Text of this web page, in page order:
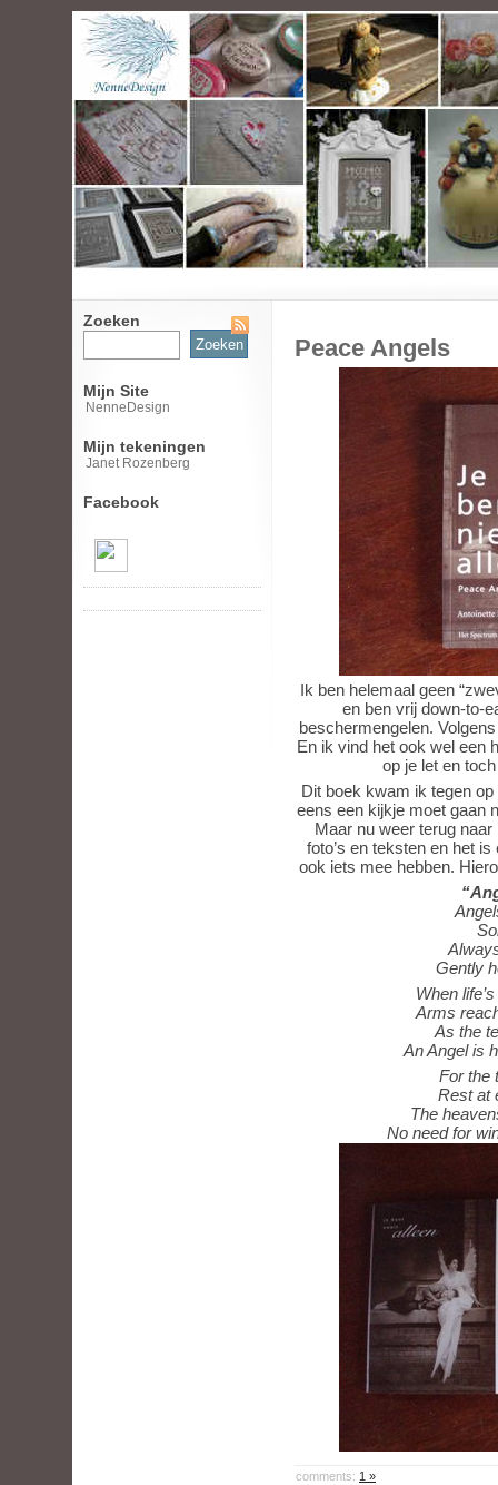
Zoeken
Zoeken
naar:
Mijn Site
NenneDesign
Mijn tekeningen
Janet Rozenberg
Facebook
Peace Angels
Ik ben helemaal geen
en ben vrij down-to-
beschermengelen.
En ik vind het ook wel een
op je let en
Dit boek kwam ik tegen
eens een kijkje moet gaan
Maar nu weer terug
foto’s en teksten en het
ook iets mee hebben.
Gently
When
Arms
As the
An Angel is
For the
Rest at
The
No need for
comments: 1 »